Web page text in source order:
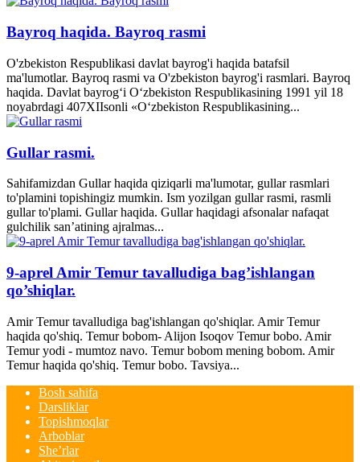
Bayroq haqida. Bayroq rasmi
O'zbekiston Respublikasi davlat bayrog'i haqida batafsil
ma'lumotlar. Bayroq rasmi va O'zbekiston bayrog'i rasmlari. Bayroq
haqida. Davlat bayrog‘i O‘zbekiston Respublikasining 1991 yil 18
noyabrdagi 407­XII­sonli «O‘zbekiston Respublikasining...
Gullar rasmi.
Sahifamizdan Gullar haqida qiziqarli ma'lumotar, gullar rasmlari
to'plamini topishingiz mumkin. Ism yozilgan gullar rasmi, rasmli
gullar to'plami. Gullar haqida. Gullar haqidagi afsonalar nafaqat
gulchilik san’atining ajralmas...
9-aprel Amir Temur tavalludiga bag’ishlangan
qo’shiqlar.
Amir Temur tavalludiga bag'ishlangan qo'shiqlar. Amir Temur
haqida qo'shiq. Temur bobom- Alijon Isoqov Temur bobo. Amir
Temur yodi - mumtoz navo. Temur bobom mening bobom. Amir
Temur haqida qo'shiq. Temur bobo. Tavsiya...
Bosh sahifa
Darsliklar
Topishmoqlar
Arboblar
She’rlar